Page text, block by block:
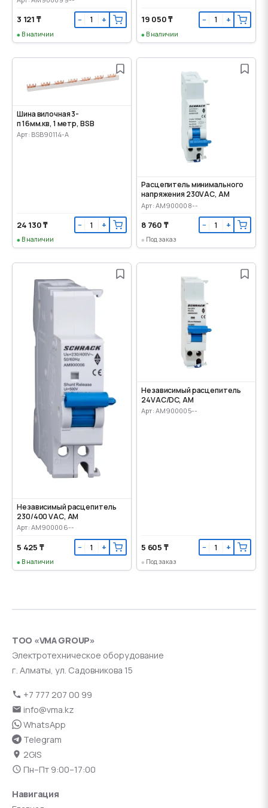
3 121 ₸ − +
В наличии
19 050 ₸ − +
В наличии
Шина вилочная 3-
п 16мм.кв, 1 метр, BSB
Арт: BSB90114-A
24 130 ₸ − +
В наличии
Расцепитель минимального
напряжения 230VАС, AM
Арт: AM900008--
8 760 ₸ − +
Под заказ
Независимый расцепитель
230/400 VАС, AM
Арт: AM900006--
5 425 ₸ − +
В наличии
Независимый расцепитель
24VАС/DC, AM
Арт: AM900005--
5 605 ₸ − +
Под заказ
ТОО «VMA GROUP»
Электротехническое оборудование
г. Алматы, ул. Садовникова 15
+7 777 207 00 99
info@vma.kz
WhatsApp
Telegram
2GIS
Пн–Пт 9:00–17:00
Навигация